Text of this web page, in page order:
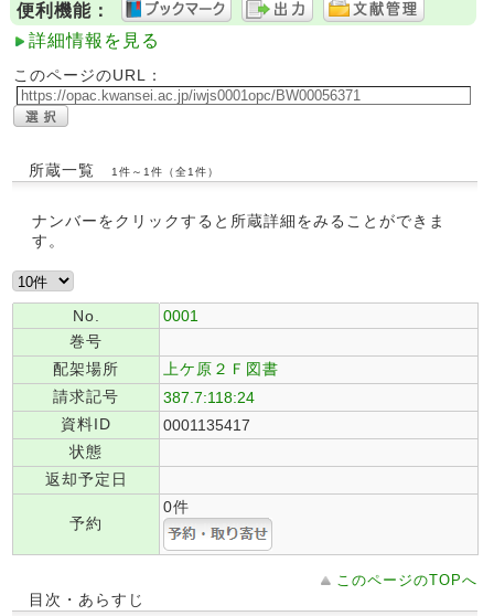
便利機能：
詳細情報を見る
このページのURL：
所蔵一覧 1件～1件（全1件）
ナンバーをクリックすると所蔵詳細をみることができま
す。
No.
0001
巻号
配架場所
上ケ原２Ｆ図書
請求記号
387.7:118:24
資料ID
0001135417
状態
返却予定日
予約
0件
このページのTOPへ
目次・あらすじ